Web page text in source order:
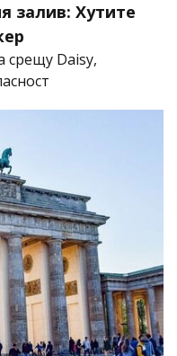
залив: Хутите
срещу Daisy,